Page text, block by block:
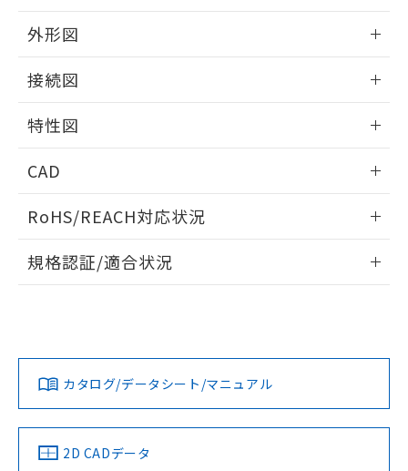
外形図
取りつけ穴加工図
接続図
端子配置/内部接続
特性図
入力電圧-入力電流/入力インピーダンス特性
負荷電流-周囲温度定格
CAD
ドすることができます。
ログイン/会員登録
ダウンロードデータをご利用いただく前に、以下を必ずお読
みください。
ソフトウェアの使用条件
RoHS/REACH対応状況
EU RoHS 注意事項・凡例
対応済み
中国 RoHS 注意事項・凡例
規格認証/適合状況
LR型式承認
（イギリス
船舶規格）
DNV型式承認
（ノルウェー
BV型式承認
（フランス
KR型式
（韓国
カタログ/データシート/マニュアル
2D CADデータ
をご了承ください。
の共同利用に関して"
の「1.共同利
下記の非含有証明書をダウンロードするこ
とができます。
EU RoHS指令（10物質）の非含有証明書
51物質の非含有証明書（当社基準）
るもので、過去に遡って非含有を証明する
ものではありません。
荷製品に未対応品が混在することから備考
欄に対応日を記載しておりました。
既に当社にて対応品への在庫切替を完了
していることから、特段のことがない限
り、2022年1月12日より割愛しておりま